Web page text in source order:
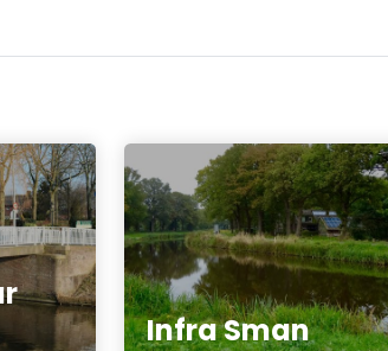
Infra Sman